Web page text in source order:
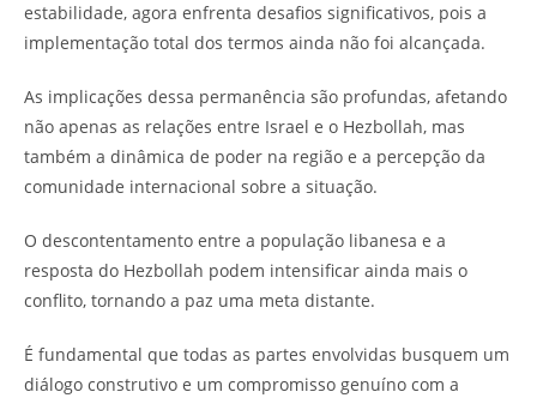
estabilidade, agora enfrenta desafios significativos, pois a
implementação total dos termos ainda não foi alcançada.
As implicações dessa permanência são profundas, afetando
não apenas as relações entre Israel e o Hezbollah, mas
também a dinâmica de poder na região e a percepção da
comunidade internacional sobre a situação.
O descontentamento entre a população libanesa e a
resposta do Hezbollah podem intensificar ainda mais o
conflito, tornando a paz uma meta distante.
É fundamental que todas as partes envolvidas busquem um
diálogo construtivo e um compromisso genuíno com a